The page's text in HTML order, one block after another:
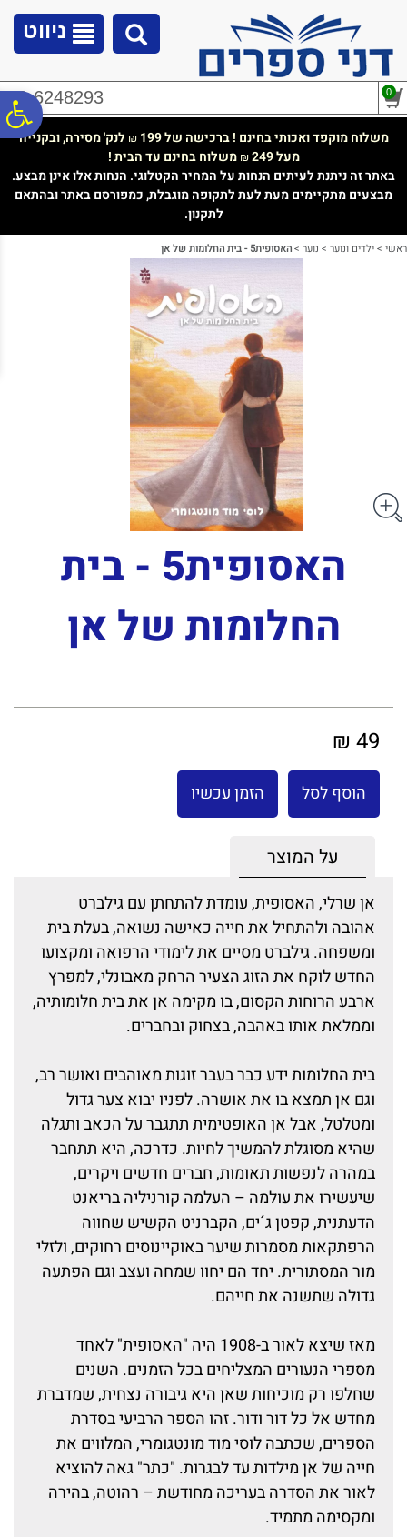
נגישות
ניווט
02-6248293 0
משלוח מוקפד ואכותי בחינם ! ברכישה של 199 ₪ לנק' מסירה, ובקנייה
מעל 249
₪משלוח בחינם עד הבית !
באתר זה ניתנת לעיתים הנחות על המחיר הקטלוגי. הנחות אלו אינן מבצע.
מבצעים מתקיימים מעת לעת לתקופה מוגבלת, כמפורסם באתר ובהתאם
לתקנון.
ראשי >ילדים ונוער > נוער >האסופית5 - בית החלומות של אן
האסופית5 - בית
החלומות של אן
49 ₪
הוסף לסל הזמן עכשיו
על המוצר
אן שרלי, האסופית, עומדת להתחתן עם גילברט
אהובה ולהתחיל את חייה כאישה נשואה, בעלת בית
ומשפחה. גילברט מסיים את לימודי הרפואה ומקצועו
החדש לוקח את הזוג הצעיר הרחק מאבונלי, למפרץ
ארבע הרוחות הקסום, בו מקימה אן את בית חלומותיה,
וממלאת אותו באהבה, בצחוק ובחברים.
בית החלומות ידע כבר בעבר זוגות מאוהבים ואושר רב,
וגם אן תמצא בו את אושרה. לפניו יבוא צער גדול
ומטלטל, אבל אן האופטימית תתגבר על הכאב ותגלה
שהיא מסוגלת להמשיך לחיות. כדרכה, היא תתחבר
במהרה לנפשות תאומות, חברים חדשים ויקרים,
שיעשירו את עולמה – העלמה קורניליה בריאנט
הדעתנית, קפטן ג´ים, הקברניט הקשיש שחווה
הרפתקאות מסמרות שיער באוקיינוסים רחוקים, ולזלי
מור המסתורית. יחד הם יחוו שמחה ועצב וגם הפתעה
גדולה שתשנה את חייהם.
מאז שיצא לאור ב-1908 היה "האסופית" לאחד
מספרי הנעורים המצליחים בכל הזמנים. השנים
שחלפו רק מוכיחות שאן היא גיבורה נצחית, שמדברת
מחדש אל כל דור ודור. זהו הספר הרביעי בסדרת
הספרים, שכתבה לוסי מוד מונטגומרי, המלווים את
חייה של אן מילדות עד לבגרות. "כתר" גאה להוציא
לאור את הסדרה בעריכה מחודשת – רהוטה, בהירה
ומקסימה מתמיד.